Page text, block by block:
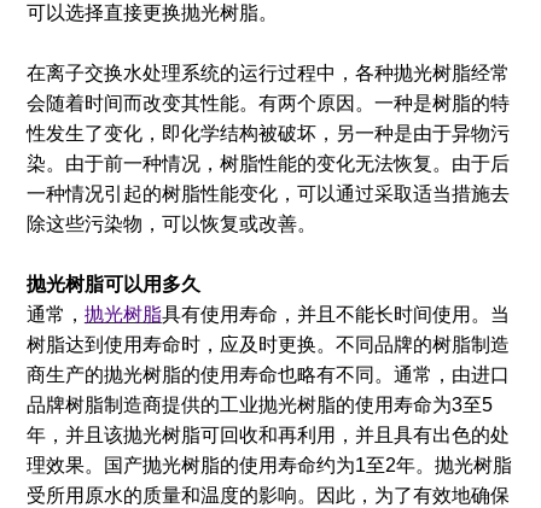
可以选择直接更换抛光树脂。
在离子交换水处理系统的运行过程中，各种抛光树脂经常
会随着时间而改变其性能。有两个原因。一种是树脂的特
性发生了变化，即化学结构被破坏，另一种是由于异物污
染。由于前一种情况，树脂性能的变化无法恢复。由于后
一种情况引起的树脂性能变化，可以通过采取适当措施去
除这些污染物，可以恢复或改善。
抛光树脂可以用多久
通常， 抛光树脂具有使用寿命，并且不能长时间使用。当
树脂达到使用寿命时，应及时更换。不同品牌的树脂制造
商生产的抛光树脂的使用寿命也略有不同。通常，由进口
品牌树脂制造商提供的工业抛光树脂的使用寿命为3至5
年，并且该抛光树脂可回收和再利用，并且具有出色的处
理效果。国产抛光树脂的使用寿命约为1至2年。抛光树脂
受所用原水的质量和温度的影响。因此，为了有效地确保